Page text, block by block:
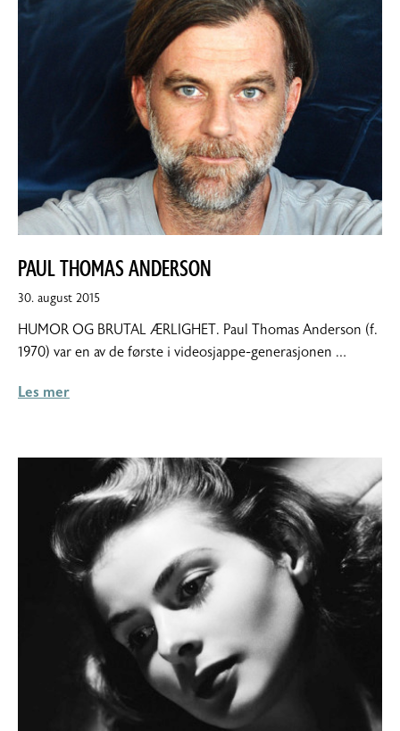
PAUL THOMAS ANDERSON
30. august 201531.
2015
HUMOR OG BRUTAL ÆRLIGHET. Paul Thomas Anderson (f.
1970) var en av de første i videosjappe-generasjonen …
Les mer